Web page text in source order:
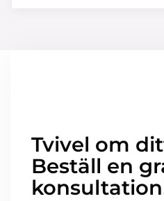
Tvivel om
Beställ en